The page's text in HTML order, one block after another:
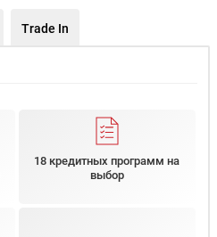
Trade In
18 кредитных программ на
выбор